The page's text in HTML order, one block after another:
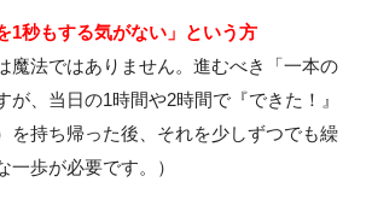
1秒もする気がない」という方
魔法ではありません。進むべき「一本の
が、当日の1時間や2時間で『できた！』
を持ち帰った後、それを少しずつでも繰
一歩が必要です。）